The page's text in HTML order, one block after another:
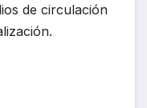
de circulación